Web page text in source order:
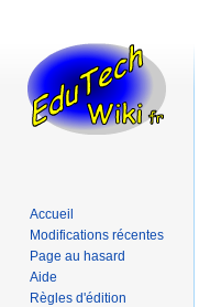
Accueil
Modifications récentes
Page au hasard
Aide
Règles d'édition